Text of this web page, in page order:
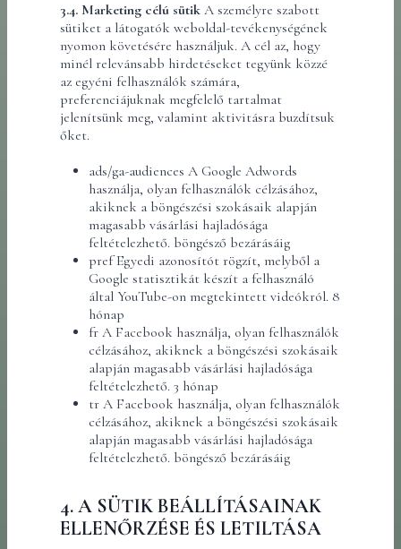
3.4. Marketing célú sütik A személyre szabott
sütiket a látogatók weboldal-tevékenységének
nyomon követésére használjuk. A cél az, hogy
minél relevánsabb hirdetéseket tegyünk közzé
az egyéni felhasználók számára,
preferenciájuknak megfelelő tartalmat
jelenítsünk meg, valamint aktivitásra buzdítsuk
őket.
ads/ga-audiences A Google Adwords
használja, olyan felhasználók célzásához,
akiknek a böngészési szokásaik alapján
magasabb vásárlási hajladósága
feltételezhető. böngésző bezárásáig
pref Egyedi azonosítót rögzít, melyből a
Google statisztikát készít a felhasználó
által YouTube-on megtekintett videókról. 8
hónap
fr A Facebook használja, olyan felhasználók
célzásához, akiknek a böngészési szokásaik
alapján magasabb vásárlási hajladósága
feltételezhető. 3 hónap
tr A Facebook használja, olyan felhasználók
célzásához, akiknek a böngészési szokásaik
alapján magasabb vásárlási hajladósága
feltételezhető. böngésző bezárásáig
4. A SÜTIK BEÁLLÍTÁSAINAK
ELLENŐRZÉSE ÉS LETILTÁSA